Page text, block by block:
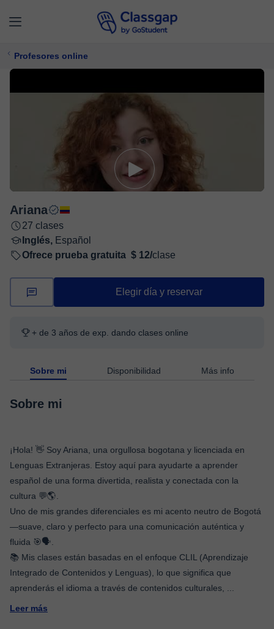
Profesores online
Ariana
27 clases
Inglés, Español
Ofrece prueba gratuita $ 12/clase
Elegir día y reservar
+ de 3 años de exp. dando clases online
Sobre mi Disponibilidad Más info
Sobre mi
¡Hola! 👋 Soy Ariana, una orgullosa bogotana y licenciada en
Lenguas Extranjeras. Estoy aquí para ayudarte a aprender
español de una forma divertida, realista y conectada con la
cultura 💬🌎.
Uno de mis grandes diferenciales es mi acento neutro de Bogotá
—suave, claro y perfecto para una comunicación auténtica y
fluida 🎯🗣️.
📚 Mis clases están basadas en el enfoque CLIL (Aprendizaje
Integrado de Contenidos y Lenguas), lo que significa que
aprenderás el idioma a través de contenidos culturales,
Leer más